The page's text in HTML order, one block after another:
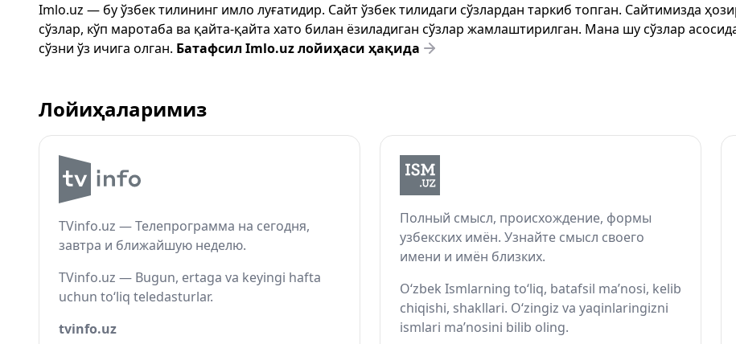
Imlo.uz — бу ўзбек тилининг имло луғатидир. Сайт ўзбек тилидаги сўзлардан таркиб топган. Сайтимизда
сўзлар, кўп маротаба ва қайта-қайта хато билан ёзиладиган сўзлар жамлаштирилган. Мана шу сўзлар
сўзни ўз ичига олган. Батафсил Imlo.uz лойиҳаси ҳақида
Лойиҳаларимиз
TVinfo.uz — Телепрограмма на сегодня,
завтра и ближайшую неделю.
TVinfo.uz — Bugun, ertaga va keyingi hafta
uchun to‘liq teledasturlar.
tvinfo.uz
Полный смысл, происхождение, формы
узбекских имён. Узнайте смысл своего
имени и имён близких.
O‘zbek Ismlarning to‘liq, batafsil ma’nosi, kelib
chiqishi, shakllari. O‘zingiz va yaqinlaringizni
ismlari ma’nosini bilib oling.